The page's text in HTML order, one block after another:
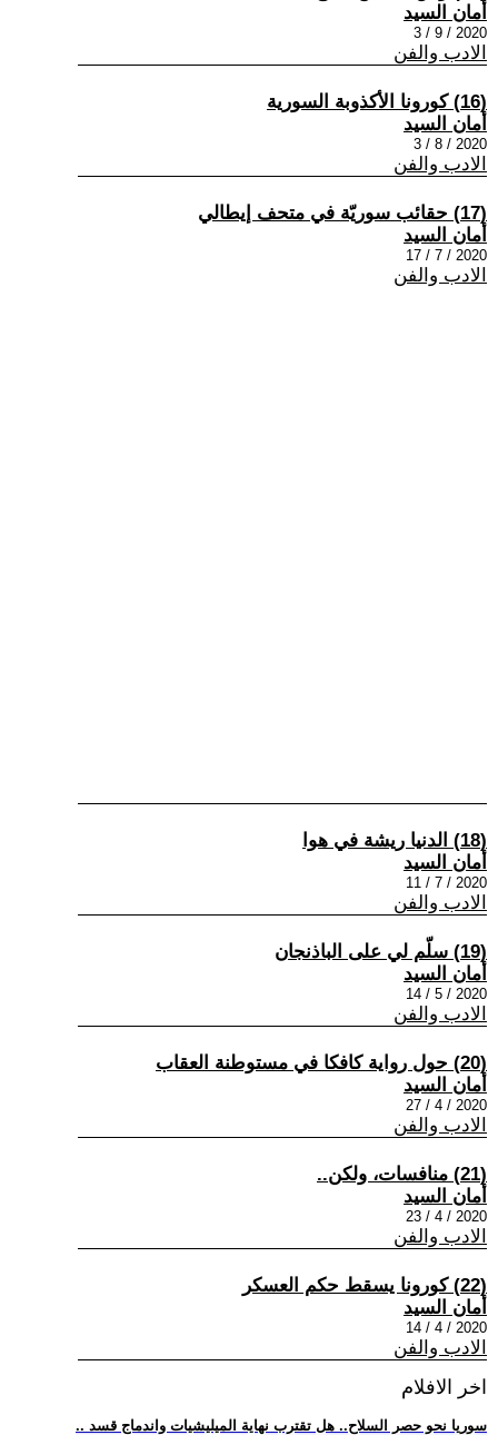
أمان السيد
2020 / 9 / 3
الادب والفن
(16) كورونا الأكذوبة السورية
أمان السيد
2020 / 8 / 3
الادب والفن
(17) حقائب سوريّة في متحف إيطالي
أمان السيد
2020 / 7 / 17
الادب والفن
(18) الدنيا ريشة في هوا
أمان السيد
2020 / 7 / 11
الادب والفن
(19) سلّم لي على الباذنجان
أمان السيد
2020 / 5 / 14
الادب والفن
(20) حول رواية كافكا في مستوطنة العقاب
أمان السيد
2020 / 4 / 27
الادب والفن
(21) منافسات، ولكن..
أمان السيد
2020 / 4 / 23
الادب والفن
(22) كورونا يسقط حكم العسكر
أمان السيد
2020 / 4 / 14
الادب والفن
اخر الافلام
.. سوريا نحو حصر السلاح.. هل تقترب نهاية الميليشيات واندماج قسد